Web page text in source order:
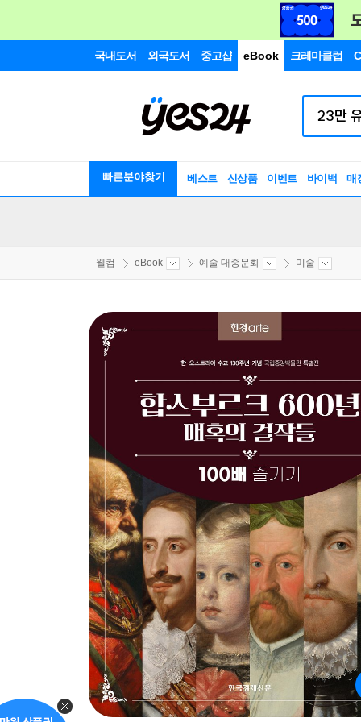
국내도서 외국도서 중고샵 eBook 크레마클럽
빠른분야찾기 베스트 신상품 이벤트 바이백 매
웰컴 eBook 예술 대중문화 미술